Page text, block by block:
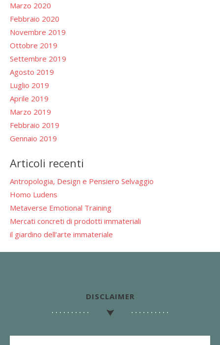
Marzo 2020
Febbraio 2020
Novembre 2019
Ottobre 2019
Settembre 2019
Agosto 2019
Luglio 2019
Aprile 2019
Marzo 2019
Febbraio 2019
Gennaio 2019
Articoli recenti
Antropologia, Design e Pensiero Selvaggio
Homo Ludens
Metaverse Emotional Training
Mercati concreti di prodotti immateriali
il giardino dell’arte immateriale
DISCLAIMER